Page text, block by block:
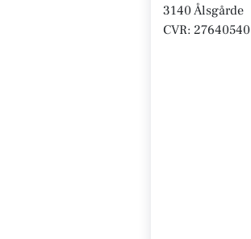
3140 Ålsgårde
CVR: 27640540